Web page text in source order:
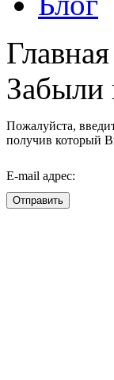
Главная
Забыли
Пожалуйста,
получив который
E-mail адрес:
Отправить